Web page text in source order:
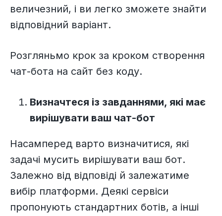
величезний, і ви легко зможете знайти
відповідний варіант.
Розгляньмо крок за кроком створення
чат-бота на сайт без коду.
Визначтеся із завданнями, які має
вирішувати ваш чат-бот
Насамперед варто визначитися, які
задачі мусить вирішувати ваш бот.
Залежно від відповіді й залежатиме
вибір платформи. Деякі сервіси
пропонують стандартних ботів, а інші